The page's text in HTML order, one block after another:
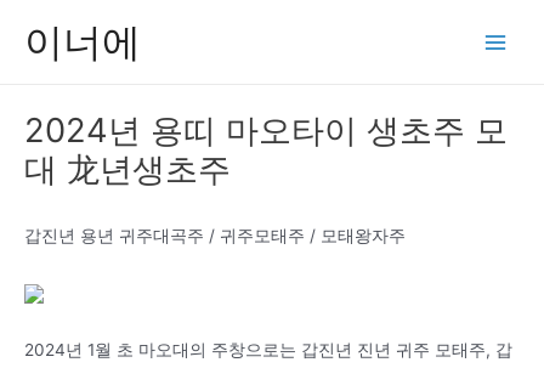
이너에
2024년 용띠 마오타이 생초주 모
대 龙년생초주
갑진년 용년 귀주대곡주 / 귀주모태주 / 모태왕자주
2024년 1월 초 마오대의 주창으로는 갑진년 진년 귀주 모태주, 갑